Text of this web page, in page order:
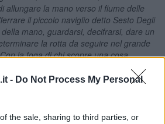
- Do Not Process My Personal
the sale, sharing to third parties, or
allungare la mano verso il fiume delle
il piccolo naviglio detto Sesto Degli
mano, guardarsi, decifrarsi, dare un
la rotta da seguire nel grande
la foga di chi scopre una cosa
cantiere dove campeggiava la scritta
e Sesto capisce che è venuto il